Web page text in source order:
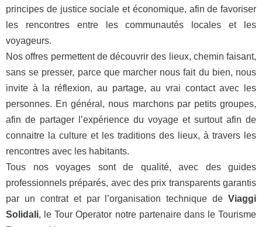
principes de justice sociale et économique, afin de favoriser
les rencontres entre les communautés locales et les
voyageurs.
Nos offres permettent de découvrir des lieux, chemin faisant,
sans se presser, parce que marcher nous fait du bien, nous
invite à la réflexion, au partage, au vrai contact avec les
personnes. En général, nous marchons par petits groupes,
afin de partager l’expérience du voyage et surtout afin de
connaitre la culture et les traditions des lieux, à travers les
rencontres avec les habitants.
Tous nos voyages sont de qualité, avec des guides
professionnels préparés, avec des prix transparents garantis
par un contrat et par l’organisation technique de Viaggi
Solidali, le Tour Operator notre partenaire dans le Tourisme